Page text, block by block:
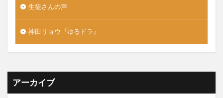
生徒さんの声
神田リョウ『ゆるドラ』
アーカイブ